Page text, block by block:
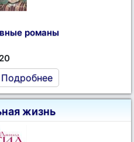
романы
Подробнее
жизнь